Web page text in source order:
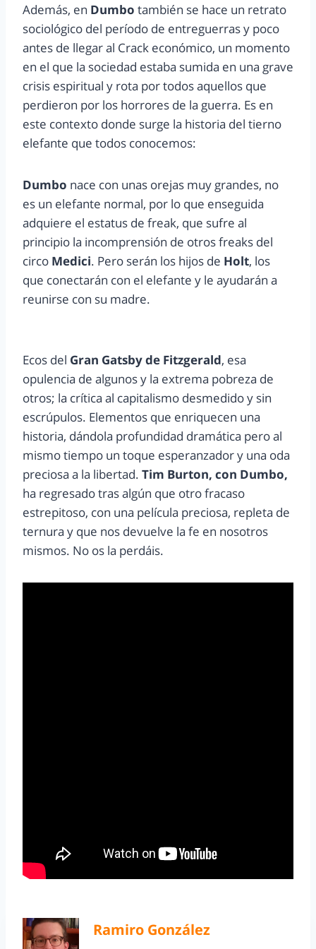
Además, en Dumbo también se hace un retrato
sociológico del período de entreguerras y poco
antes de llegar al Crack económico, un momento
en el que la sociedad estaba sumida en una grave
crisis espiritual y rota por todos aquellos que
perdieron por los horrores de la guerra. Es en
este contexto donde surge la historia del tierno
elefante que todos conocemos:
Dumbo nace con unas orejas muy grandes, no
es un elefante normal, por lo que enseguida
adquiere el estatus de freak, que sufre al
principio la incomprensión de otros freaks del
circo Medici. Pero serán los hijos de Holt, los
que conectarán con el elefante y le ayudarán a
reunirse con su madre.
Ecos del Gran Gatsby de Fitzgerald, esa
opulencia de algunos y la extrema pobreza de
otros; la crítica al capitalismo desmedido y sin
escrúpulos. Elementos que enriquecen una
historia, dándola profundidad dramática pero al
mismo tiempo un toque esperanzador y una oda
preciosa a la libertad. Tim Burton, con Dumbo,
ha regresado tras algún que otro fracaso
estrepitoso, con una película preciosa, repleta de
ternura y que nos devuelve la fe en nosotros
mismos. No os la perdáis.
Ramiro González